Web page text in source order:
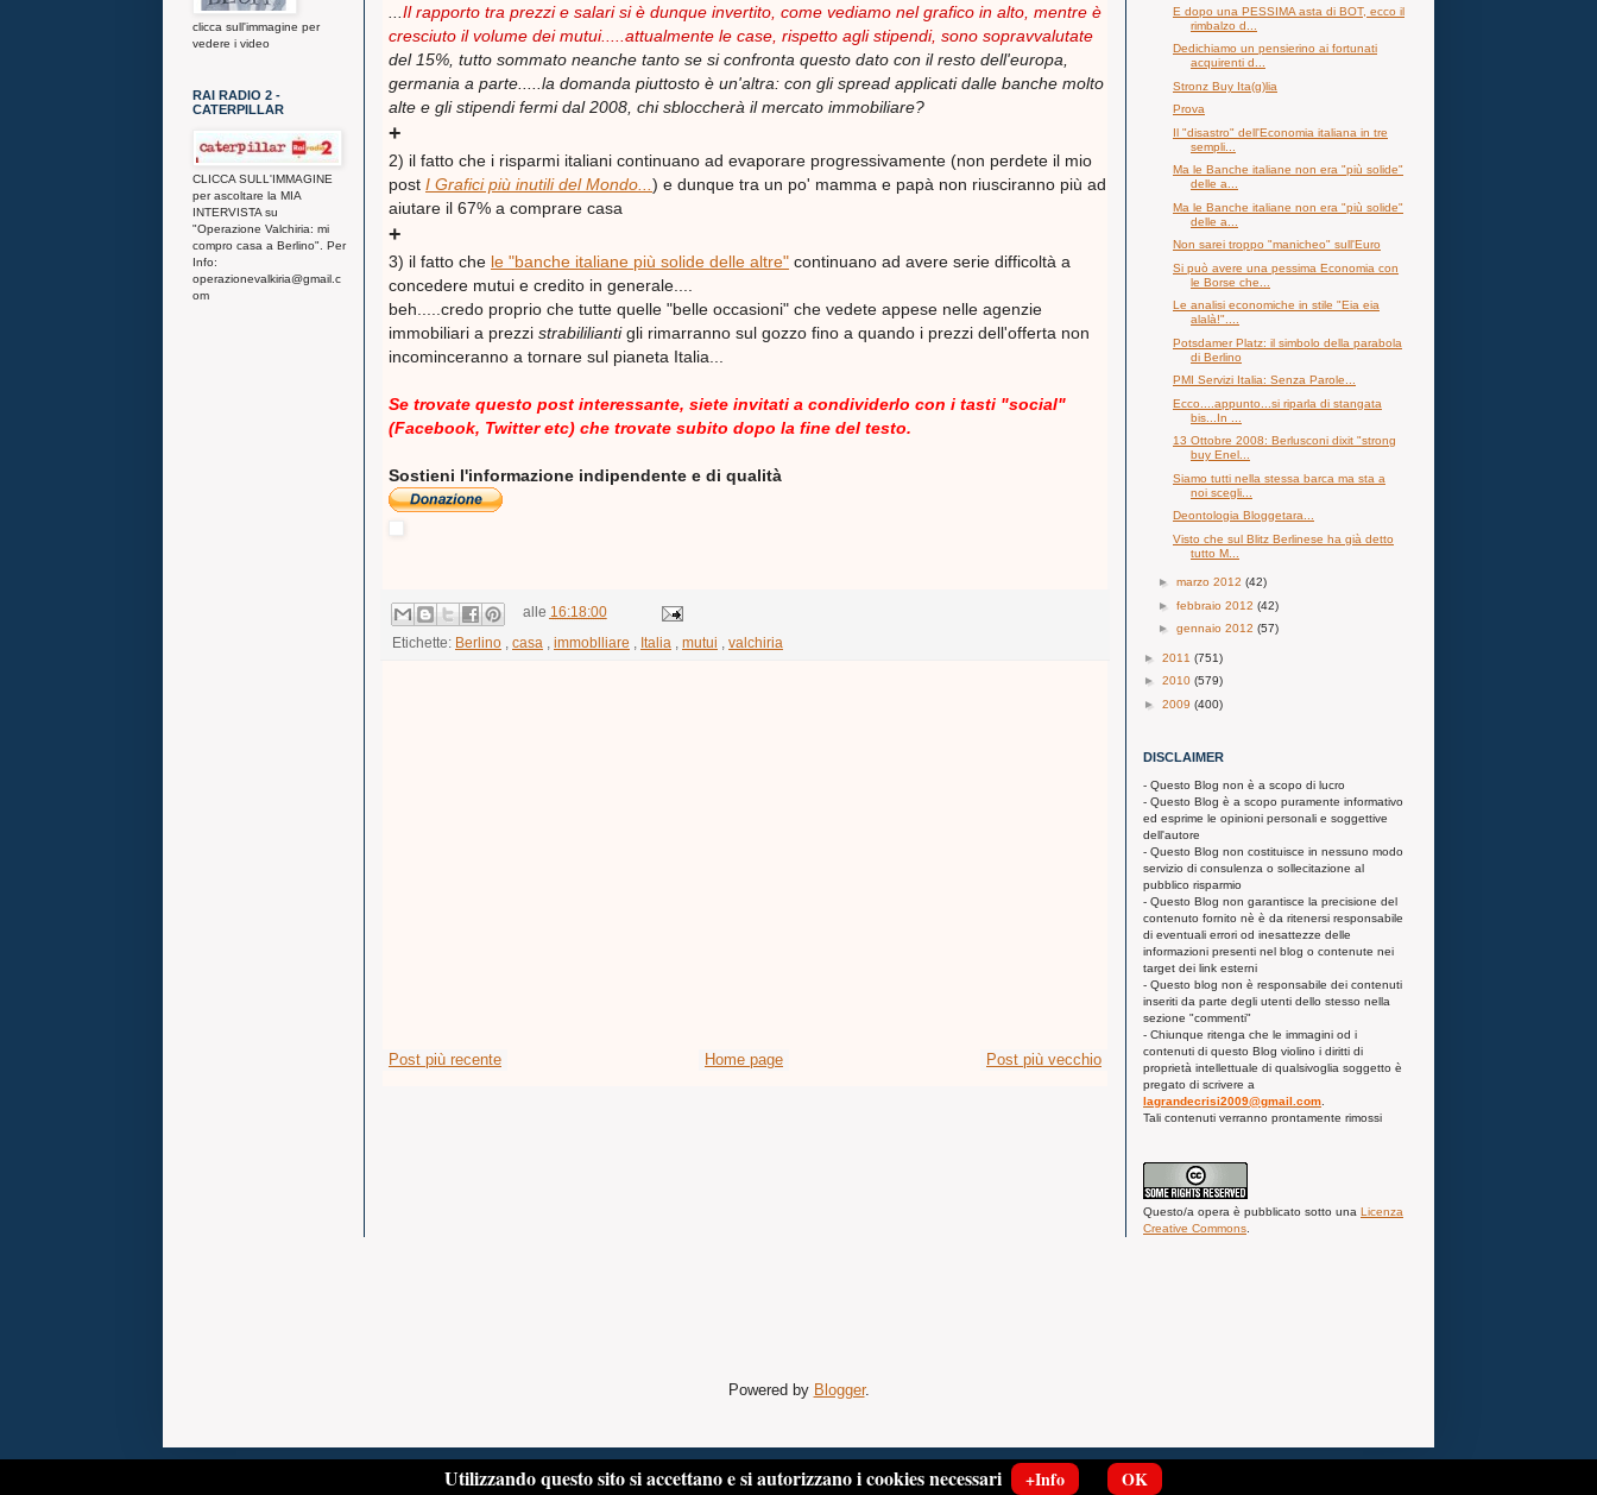
Il rapporto tra prezzi e salari si è dunque invertito, come vediamo nel grafico in alto, mentre è
cresciuto il volume dei mutui.....attualmente le case, rispetto agli stipendi, sono sopravvalutate
del 15%, tutto sommato neanche tanto se si confronta questo dato con il resto dell'europa,
germania a parte.....la domanda piuttosto è un'altra: con gli spread applicati dalle banche molto
alte e gli stipendi fermi dal 2008, chi sbloccherà il mercato immobiliare?
+
2) il fatto che i risparmi italiani continuano ad evaporare progressivamente (non perdete il mio
post I Grafici più inutili del Mondo... ) e dunque tra un po' mamma e papà non riusciranno più ad
aiutare il 67% a comprare casa
+
3) il fatto che le "banche italiane più solide delle altre" continuano ad avere serie difficoltà a
concedere mutui e credito in generale....
beh.....credo proprio che tutte quelle "belle occasioni" che vedete appese nelle agenzie
immobiliari a prezzi strabililiantigli rimarranno sul gozzo fino a quando i prezzi dell'offerta non
incominceranno a tornare sul pianeta Italia...
Se trovate questo post interessante, siete invitati a condividerlo con i tasti "social"
(Facebook, Twitter etc) che trovate subito dopo la fine del testo.
Sostieni l'informazione indipendente e di qualità
alle 16:18:00
Etichette: Berlino casa immoblliare Italia mutui valchiria
Post più recente Post più vecchio
Home page
clicca sull'immagine per
vedere i video
RAI RADIO 2 -
CATERPILLAR
CLICCA SULL'IMMAGINE
per ascoltare la MIA
INTERVISTA su
"Operazione Valchiria: mi
compro casa a Berlino". Per
Info:
operazionevalkiria@gmail.c
om
E dopo una PESSIMA asta di BOT, ecco il
rimbalzo d...
Dedichiamo un pensierino ai fortunati
acquirenti d...
Stronz Buy Ita(g)lia
Prova
Il "disastro" dell'Economia italiana in tre
sempli...
Ma le Banche italiane non era "più solide"
delle a...
Ma le Banche italiane non era "più solide"
delle a...
Non sarei troppo "manicheo" sull'Euro
Si può avere una pessima Economia con
le Borse che...
Le analisi economiche in stile "Eia eia
alalà!"....
Potsdamer Platz: il simbolo della parabola
di Berlino
PMI Servizi Italia: Senza Parole...
Ecco....appunto...si riparla di stangata
bis...In ...
13 Ottobre 2008: Berlusconi dixit "strong
buy Enel...
Siamo tutti nella stessa barca ma sta a
noi scegli...
Deontologia Bloggetara...
Visto che sul Blitz Berlinese ha già detto
tutto M...
► marzo 2012 (42)
► febbraio 2012 (42)
► gennaio 2012 (57)
► 2011 (751)
► 2010 (579)
► 2009 (400)
DISCLAIMER
- Questo Blog non è a scopo di lucro
- Questo Blog è a scopo puramente informativo
ed esprime le opinioni personali e soggettive
dell'autore
- Questo Blog non costituisce in nessuno modo
servizio di consulenza o sollecitazione al
pubblico risparmio
- Questo Blog non garantisce la precisione del
contenuto fornito nè è da ritenersi responsabile
di eventuali errori od inesattezze delle
informazioni presenti nel blog o contenute nei
target dei link esterni
- Questo blog non è responsabile dei contenuti
inseriti da parte degli utenti dello stesso nella
sezione "commenti"
- Chiunque ritenga che le immagini od i
contenuti di questo Blog violino i diritti di
proprietà intellettuale di qualsivoglia soggetto è
pregato di scrivere a
lagrandecrisi2009@gmail.com
Tali contenuti verranno prontamente rimossi
Questo/a opera è pubblicato sotto una Licenza
Creative Commons
Powered by Blogger.
Utilizzando questo sito si accettano e si autorizzano i cookies necessari +Info OK